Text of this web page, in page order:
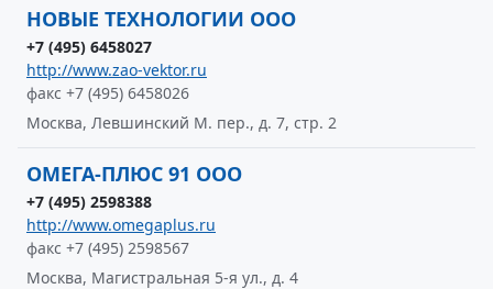
НОВЫЕ ТЕХНОЛОГИИ ООО
+7 (495) 6458027
http://www.zao-vektor.ru
факс +7 (495) 6458026
Москва, Левшинский М. пер., д. 7, стр. 2
ОМЕГА-ПЛЮС 91 ООО
+7 (495) 2598388
http://www.omegaplus.ru
факс +7 (495) 2598567
Москва, Магистральная 5-я ул., д. 4